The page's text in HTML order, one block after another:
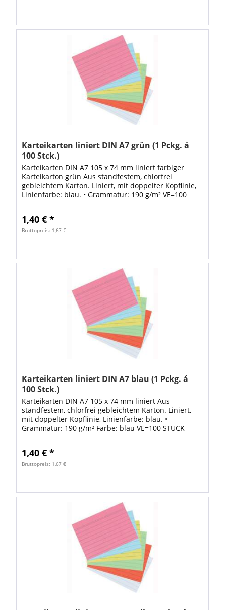
Karteikarten liniert DIN A7 grün (1 Pckg. á
100 Stck.)
Karteikarten DIN A7 105 x 74 mm liniert farbiger
Karteikarton grün Aus standfestem, chlorfrei
gebleichtem Karton. Liniert, mit doppelter Kopflinie,
Linienfarbe: blau. • Grammatur: 190 g/m² VE=100
1,40 € *
Bruttopreis: 1,67 €
Karteikarten liniert DIN A7 blau (1 Pckg. á
100 Stck.)
Karteikarten DIN A7 105 x 74 mm liniert Aus
standfestem, chlorfrei gebleichtem Karton. Liniert,
mit doppelter Kopflinie, Linienfarbe: blau. •
Grammatur: 190 g/m² Farbe: blau VE=100 STÜCK
1,40 € *
Bruttopreis: 1,67 €